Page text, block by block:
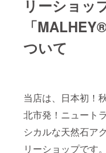
リーショッ
「
ついて
当店は、日本初！
北市発！ニュート
シカルな天然石ア
リーショップです。